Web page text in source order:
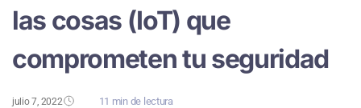
las cosas (IoT) que
comprometen tu seguridad
julio 7, 2022 11 min de lectura